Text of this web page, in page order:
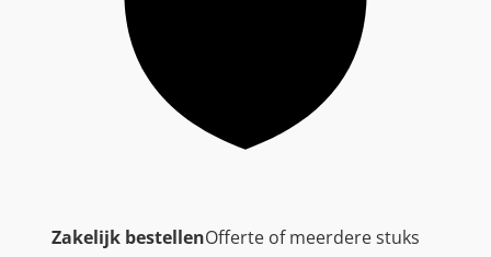
Zakelijk bestellenOfferte of meerdere stuks